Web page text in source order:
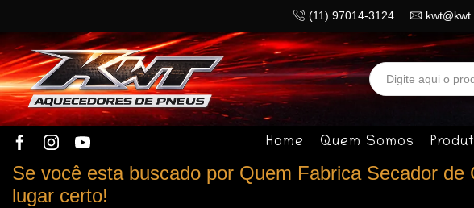
(11) 97014-3124
Home Quem Somos
Se você esta buscado por Quem Fabrica Secador
lugar certo!